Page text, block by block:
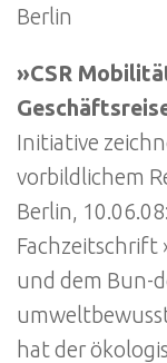
Berlin
»CSR
Initiative
vorbildlichem
Berlin,
Fachzeitschrift
und dem Bun-
hat der